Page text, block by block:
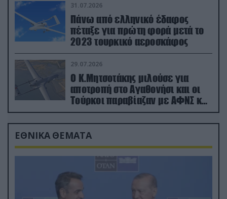
31.07.2026
Πάνω από ελληνικό έδαφος
πέταξε για πρώτη φορά μετά το
2023 τουρκικό αεροσκάφος
29.07.2026
Ο Κ.Μητσοτάκης μιλούσε για
αποτροπή στο Αγαθονήσι και οι
Τούρκοι παραβίαζαν με ΑΦΝΣ και
drone
ΕΘΝΙΚΑ ΘΕΜΑΤΑ